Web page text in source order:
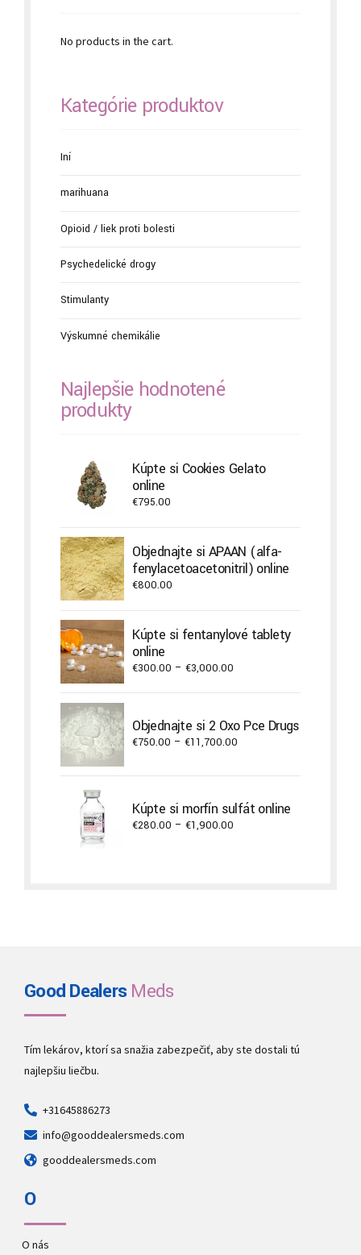
No products in the cart.
Kategórie produktov
Iní
marihuana
Opioid / liek proti bolesti
Psychedelické drogy
Stimulanty
Výskumné chemikálie
Najlepšie hodnotené
produkty
Kúpte si Cookies Gelato
online
€795.00
Objednajte si APAAN (alfa-
fenylacetoacetonitril) online
€800.00
Kúpte si fentanylové tablety
online
€300.00 – €3,000.00
through
€3,000.00
Objednajte si 2 Oxo Pce Drugs
€750.00 – €11,700.00
€11,700.00
Kúpte si morfín sulfát online
€280.00 – €1,900.00
Good DealersMeds
Tím lekárov, ktorí sa snažia zabezpečiť, aby ste dostali tú
najlepšiu liečbu.
+31645886273
info@gooddealersmeds.com
gooddealersmeds.com
O
O nás